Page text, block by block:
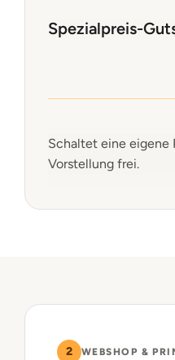
Spezialpreis-
Schaltet eine eigene
Vorstellung frei.
2 WEBSHOP &